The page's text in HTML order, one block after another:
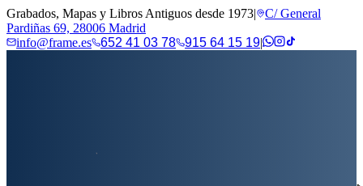
Grabados, Mapas y Libros Antiguos desde 1973|
C/ General
Pardiñas 69, 28006 Madrid
info@frame.es
652 41 03 78 915 64 15 19|